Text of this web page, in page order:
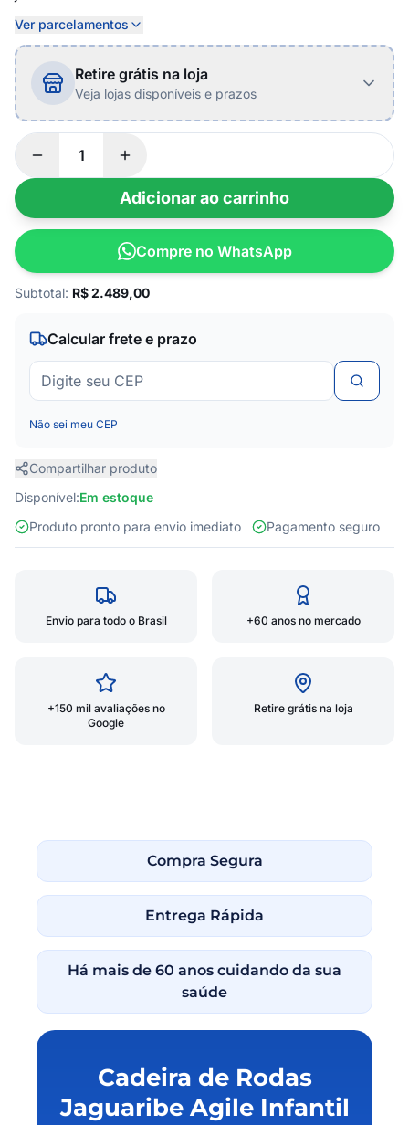
Ver parcelamentos
Retire grátis na loja
Veja lojas disponíveis e prazos
Adicionar ao carrinho
Compre no WhatsApp
Subtotal: R$2.489,00
Calcular frete e prazo
Não sei meu CEP
Compartilhar produto
Disponível:Em estoque
Produto pronto para envio imediato
Pagamento seguro
Envio para todo o Brasil +60 anos no mercado
+150 mil avaliações no
Google
Retire grátis na loja
Compra Segura
Entrega Rápida
Há mais de 60 anos cuidando da sua
saúde
Cadeira de Rodas
Jaguaribe Agile Infantil